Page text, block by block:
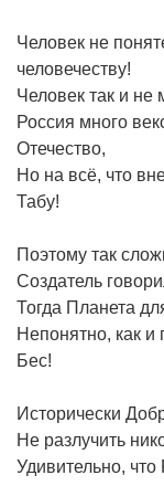
Человек не
человечеству!
Человек так и не
Россия много
Отечество,
Но на всё, что
Табу!
Поэтому так
Создатель
Тогда Планета
Непонятно, как и
Бес!
Исторически
Не разлучить
Удивительно,